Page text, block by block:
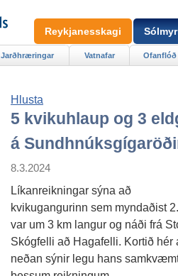
Hlusta
5 kvikuhlaup og 3
á
8.3.2024
Líkanreikningar sýna að
kvikugangurinn sem myndaðist
var um 3 km langur og náði frá
Skógfelli að Hagafelli. Kortið hér
neðan sýnir legu hans
Jarðhræringar Vatnafar Ofanflóð
Reykjanesskagi